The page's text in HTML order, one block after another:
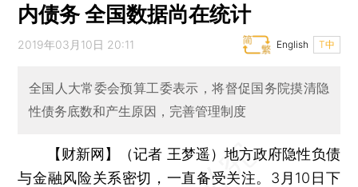
内债务 全国数据尚在统计
2019年03月10日 20:11 T中
English
全国人大常委会预算工委表示，将督促国务院摸清隐
性债务底数和产生原因，完善管理制度
【财新网】（记者 王梦遥） 地方政府隐性负债
与金融风险关系密切，一直备受关注。3月10日下